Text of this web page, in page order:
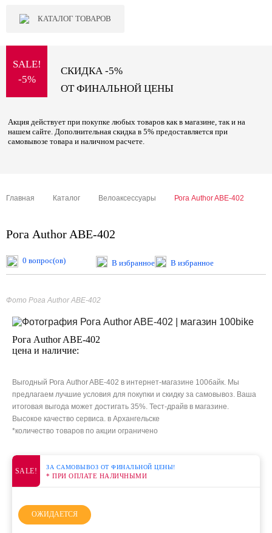
КАТАЛОГ ТОВАРОВ
SALE!
-5%
СКИДКА -5%
ОТ ФИНАЛЬНОЙ ЦЕНЫ
Акция действует при покупке любых товаров как в магазине, так и на
нашем сайте. Дополнительная скидка в 5% предоставляется при
самовывозе товара и наличном расчете.
Главная Каталог Велоаксессуары Рога Author ABE-402
Рога Author ABE-402
0 вопрос(ов) В избранное В избранное
Фото Рога Author ABE-402
Рога Author ABE-402
цена и наличие:
Выгодный Рога Author ABE-402 в интернет-магазине 100байк. Мы
предлагаем лучшие условия для покупки и скидку за самовывоз. Ваша
итоговая выгода может достигать 35%. Тест-драйв в магазине.
Высокое качество сервиса. в Архангельске
*количество товаров по акции ограничено
SALE! ЗА САМОВЫВОЗ ОТ ФИНАЛЬНОЙ ЦЕНЫ!
* ПРИ ОПЛАТЕ НАЛИЧНЫМИ
ОЖИДАЕТСЯ